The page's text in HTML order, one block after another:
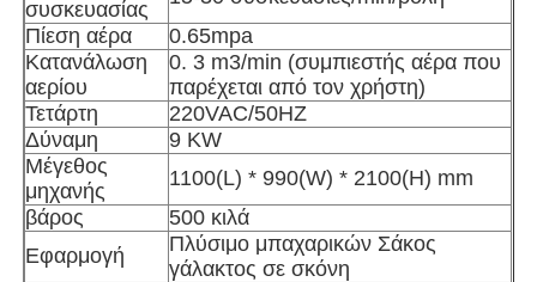
Ειδική γραμμή παραγωγής
συσκευασίας
Πίεση αέρα
0.65mpa
Κατανάλωση
αερίου
0. 3 m3/min (συμπιεστής αέρα που
παρέχεται από τον χρήστη)
Τετάρτη
220VAC/50HZ
Δύναμη
9 KW
Μέγεθος
μηχανής
1100(L) * 990(W) * 2100(H) mm
βάρος
500 κιλά
Εφαρμογή
Πλύσιμο μπαχαρικών Σάκος
γάλακτος σε σκόνη